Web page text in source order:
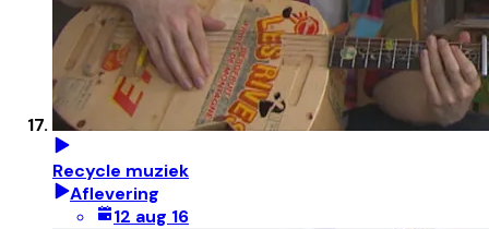
Recycle muziek
Aflevering
12 aug 16